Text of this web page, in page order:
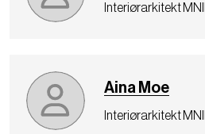
Interiørarkitekt MNIL
Aina Moe
Interiørarkitekt MNIL